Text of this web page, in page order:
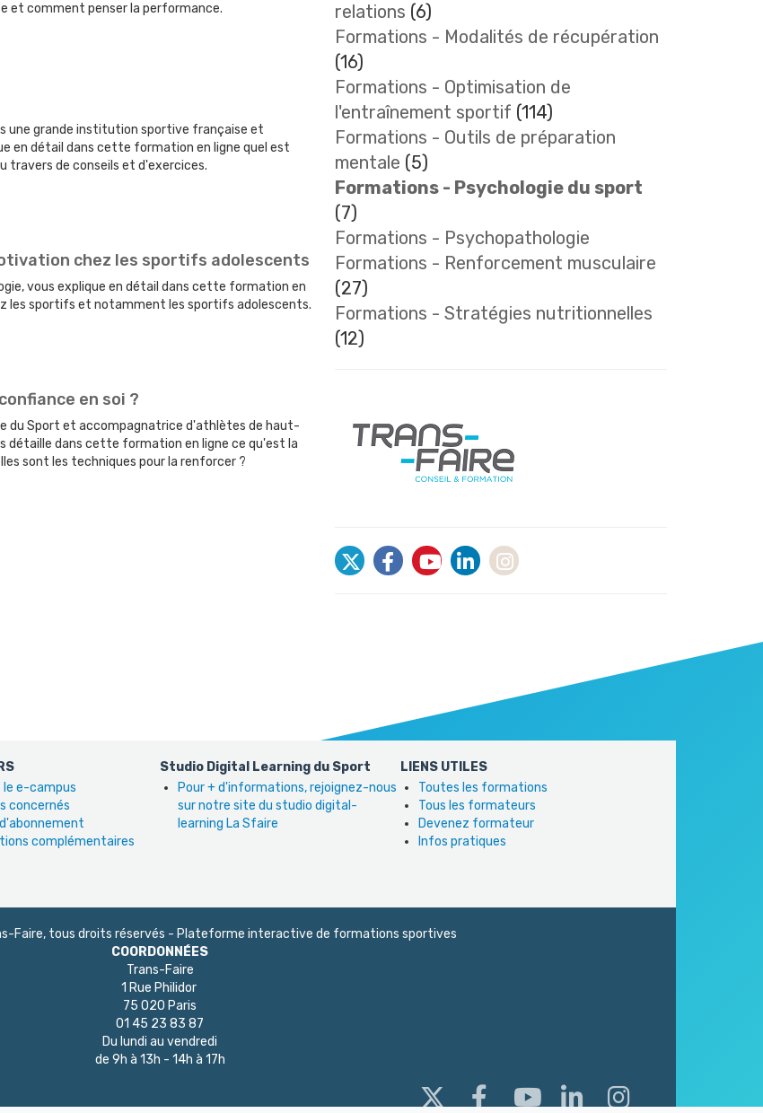
et comment penser la performance.
une grande institution sportive française et
en détail dans cette formation en ligne quel est
travers de conseils et d'exercices.
chez les sportifs adolescents
vous explique en détail dans cette formation en
les sportifs et notamment les sportifs adolescents.
en soi ?
du Sport et accompagnatrice d'athlètes de haut-
détaille dans cette formation en ligne ce qu'est la
sont les techniques pour la renforcer ?
relations (6)
Formations - Modalités de récupération
(16)
Formations - Optimisation de
l'entraînement sportif (114)
Formations - Outils de préparation
mentale (5)
Formations - Psychologie du sport
(7)
Formations - Psychopathologie
Formations - Renforcement musculaire
(27)
Formations - Stratégies nutritionnelles
(12)
le e-campus
concernés
complémentaires
Studio Digital Learning du Sport
Pour + d'informations, rejoignez-nous
sur notre site du studio digital-
learning La Sfaire
LIENS UTILES
Toutes les formations
Tous les formateurs
Devenez formateur
Infos pratiques
Faire, tous droits réservés - Plateforme interactive de formations sportives
COORDONNÉES
Trans-Faire
1 Rue Philidor
75 020 Paris
01 45 23 83 87
Du lundi au vendredi
de 9h à 13h - 14h à 17h